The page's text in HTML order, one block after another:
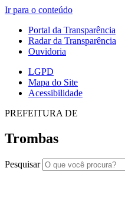
Ir para o conteúdo
Portal da Transparência
Radar da Transparência
Ouvidoria
LGPD
Mapa do Site
Acessibilidade
PREFEITURA DE
Trombas
Pesquisar